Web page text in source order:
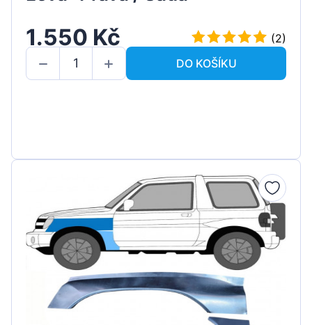
1.550 Kč
(2)
DO KOŠÍKU